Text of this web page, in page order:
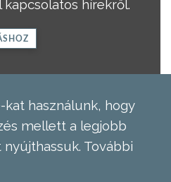
hírekről.
használunk, hogy
mellett a legjobb
További